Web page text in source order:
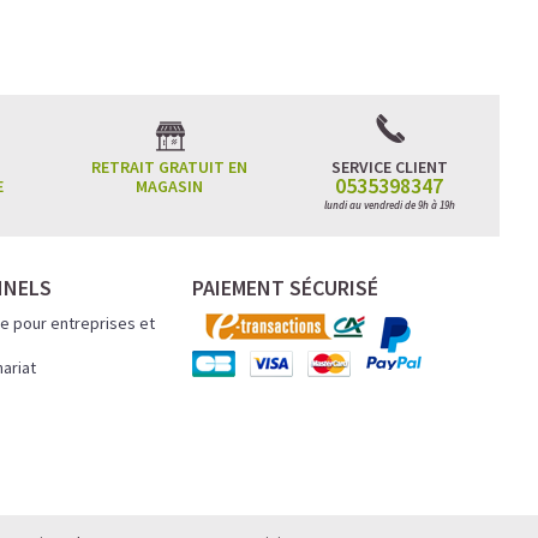
RETRAIT GRATUIT EN
MAGASIN
SERVICE CLIENT
0535398347
lundi au vendredi de 9h à 19h
pour entreprises et
PAIEMENT SÉCURISÉ